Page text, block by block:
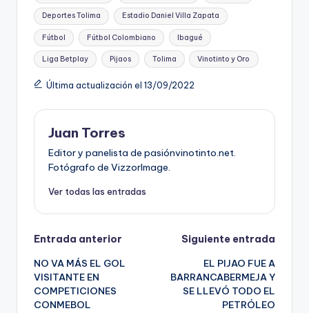
Deportes Tolima Estadio Daniel Villa Zapata
Fútbol Fútbol Colombiano Ibagué
Liga Betplay Pijaos Tolima Vinotinto y Oro
Última actualización el 13/09/2022
Juan Torres
Editor y panelista de pasiónvinotinto.net.
Fotógrafo de VizzorImage.
Ver todas las entradas
Navegación
de
entradas
Entrada anterior
NO VA MÁS EL GOL
VISITANTE EN
COMPETICIONES
CONMEBOL
Siguiente entrada
EL PIJAO FUE A
BARRANCABERMEJA Y
SE LLEVÓ TODO EL
PETRÓLEO